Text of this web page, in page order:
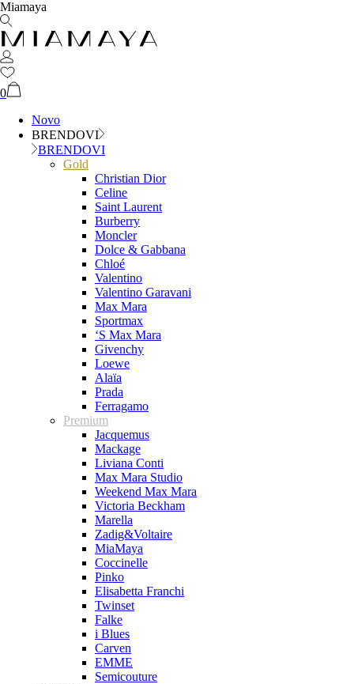
Miamaya
0
Novo
BRENDOVI
BRENDOVI
Gold
Christian Dior
Celine
Saint Laurent
Burberry
Moncler
Dolce & Gabbana
Chloé
Valentino
Valentino Garavani
Max Mara
Sportmax
‘S Max Mara
Givenchy
Loewe
Alaïa
Prada
Ferragamo
Premium
Jacquemus
Mackage
Liviana Conti
Max Mara Studio
Weekend Max Mara
Victoria Beckham
Marella
Zadig&Voltaire
MiaMaya
Coccinelle
Pinko
Elisabetta Franchi
Twinset
Falke
i Blues
Carven
EMME
Semicouture